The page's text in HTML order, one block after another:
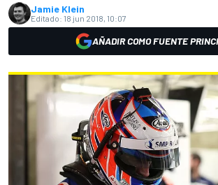
Jamie Klein
Editado: 18 jun 2018, 10:07
AÑADIR COMO FUENTE